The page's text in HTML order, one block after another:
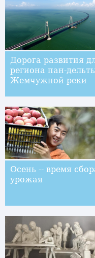
Дорога развития
региона пан-
Жемчужной реки
Осень -- время
урожая